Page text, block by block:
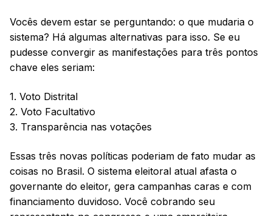
Vocês devem estar se perguntando: o que mudaria o
sistema? Há algumas alternativas para isso. Se eu
pudesse convergir as manifestações para três pontos
chave eles seriam:
1. Voto Distrital
2. Voto Facultativo
3. Transparência nas votações
Essas três novas políticas poderiam de fato mudar as
coisas no Brasil. O sistema eleitoral atual afasta o
governante do eleitor, gera campanhas caras e com
financiamento duvidoso. Você cobrando seu